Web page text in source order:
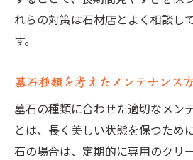
れらの対策は石材店とよく相談し
す。
墓石種類を考えたメンテナンス
墓石の種類に合わせた適切なメン
とは、長く美しい状態を保つため
石の場合は、定期的に専用のクリ